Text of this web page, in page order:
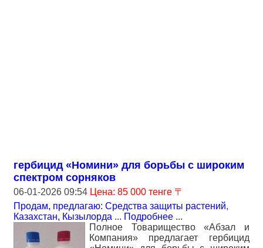
гербицид «Номини» для борьбы с широким
спектром сорняков
06-01-2026 09:54 Цена: 85 000 тенге 〒
Продам, предлагаю: Средства защиты растений,
Казахстан, Кызылорда ... Подробнее ...
Полное Товарищество «Абзал и
Компания» предлагает гербицид